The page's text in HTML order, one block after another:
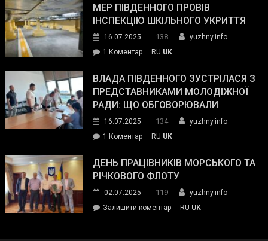
органів:
«Наш
спільний
окупанти.
Маємо
діяти
команда
ДСНС
власноруч
пожежу
у
МЕР ПІВДЕННОГО ПРОВІВ
ІНСПЕКЦІЮ ШКІЛЬНОГО УКРИТТЯ
16.07.2025 138
yuzhny.info
1 Коментардо
Південного
провів
інспекцію
укриття
RU UK
ВЛАДА ПІВДЕННОГО ЗУСТРІЛАСЯ З
ПРЕДСТАВНИКАМИ МОЛОДІЖНОЇ
РАДИ: ЩО ОБГОВОРЮВАЛИ
16.07.2025 134
yuzhny.info
1 Коментардо
Південного
зустрілася
представниками
молодіжної
RU UK
ДЕНЬ ПРАЦІВНИКІВ МОРСЬКОГО ТА
РІЧКОВОГО ФЛОТУ
02.07.2025 119
yuzhny.info
Залишити коментарon
RU UK